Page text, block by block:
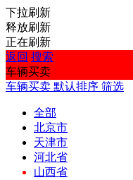
下拉刷新
释放刷新
正在刷新
返回 搜索
车辆买卖
车辆买卖 默认排序 筛选
全部
北京市
天津市
河北省
山西省